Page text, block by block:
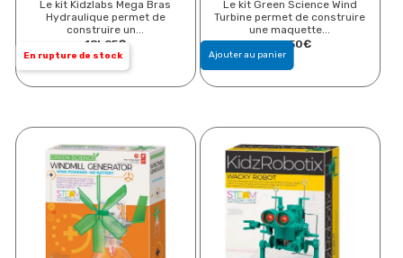
Le kit Kidzlabs Mega Bras
Hydraulique permet de
construire un...
18h95€
En rupture de stock
Le kit Green Science Wind
Turbine permet de construire
une maquette...
17h50€
Ajouter au panier